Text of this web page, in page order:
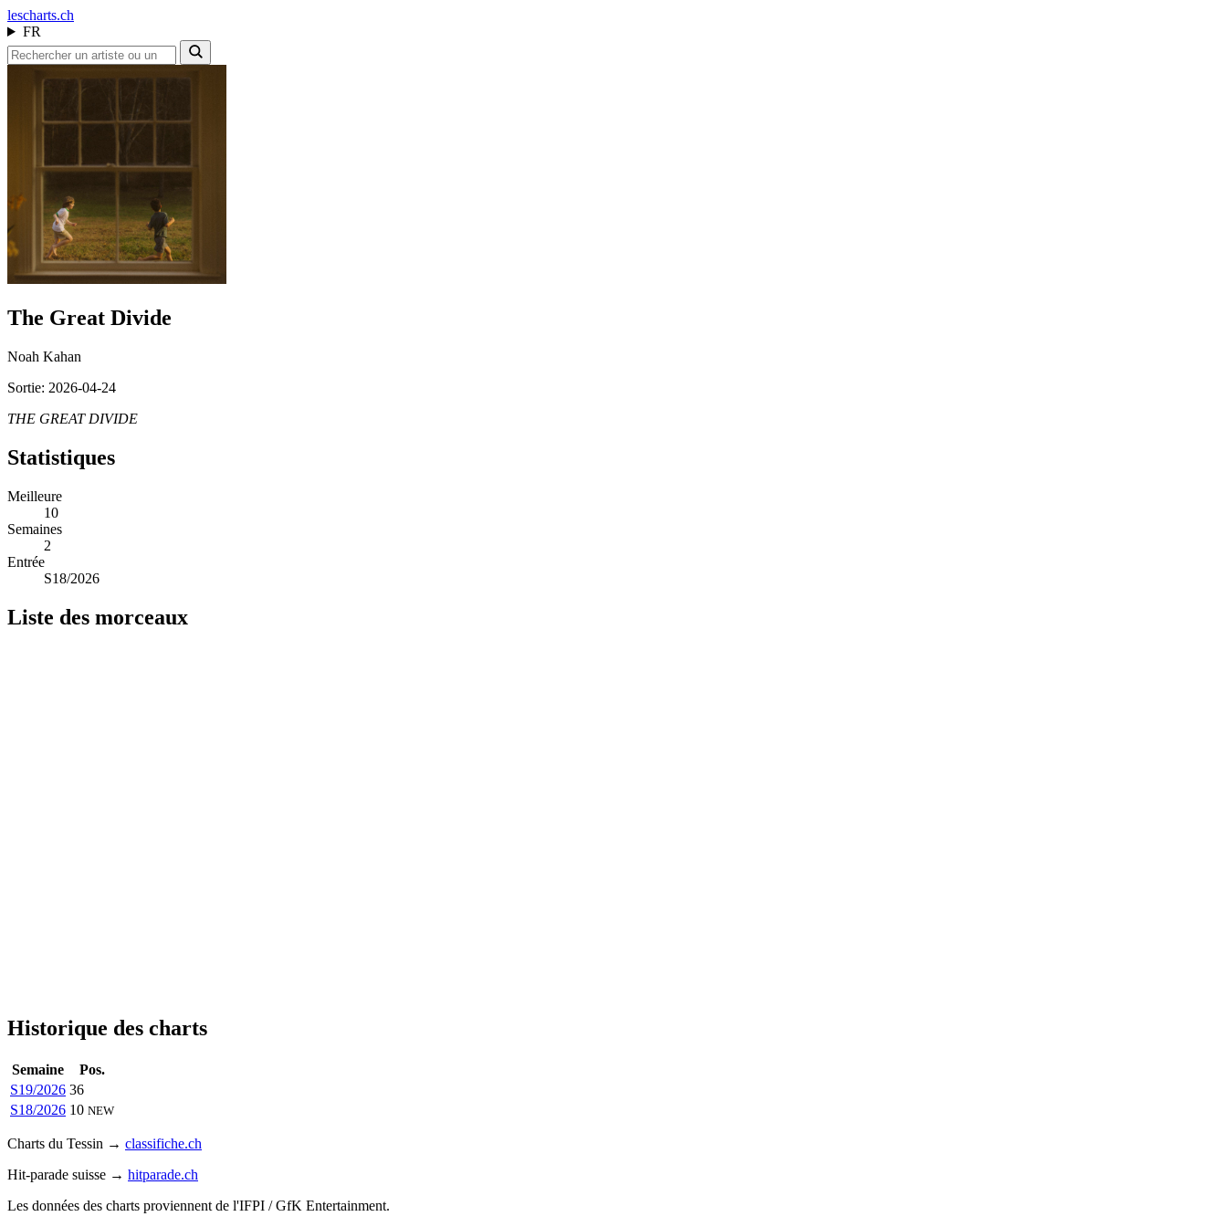
lescharts.ch
FR
The Great Divide
Noah Kahan
Sortie: 2026-04-24
THE GREAT DIVIDE
Statistiques
Meilleure
10
Semaines
2
Entrée
S18/2026
Liste des morceaux
Historique des charts
Semaine
Pos.
S19/2026 36
S18/2026 10 NEW
Charts du Tessin → classifiche.ch
Hit-parade suisse → hitparade.ch
Les données des charts proviennent de l'IFPI / GfK Entertainment.